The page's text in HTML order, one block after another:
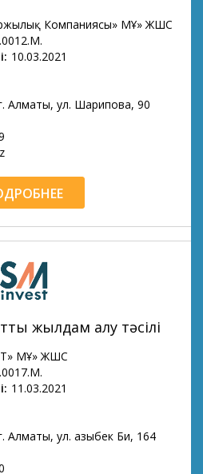
Компаниясы» МҚҰ» ЖШС
10.03.2021
Алматы, ул. Шарипова, 90
жылдам алу тәсілі
МҚҰ» ЖШС
11.03.2021
Алматы, ул. Қазыбек Би, 164